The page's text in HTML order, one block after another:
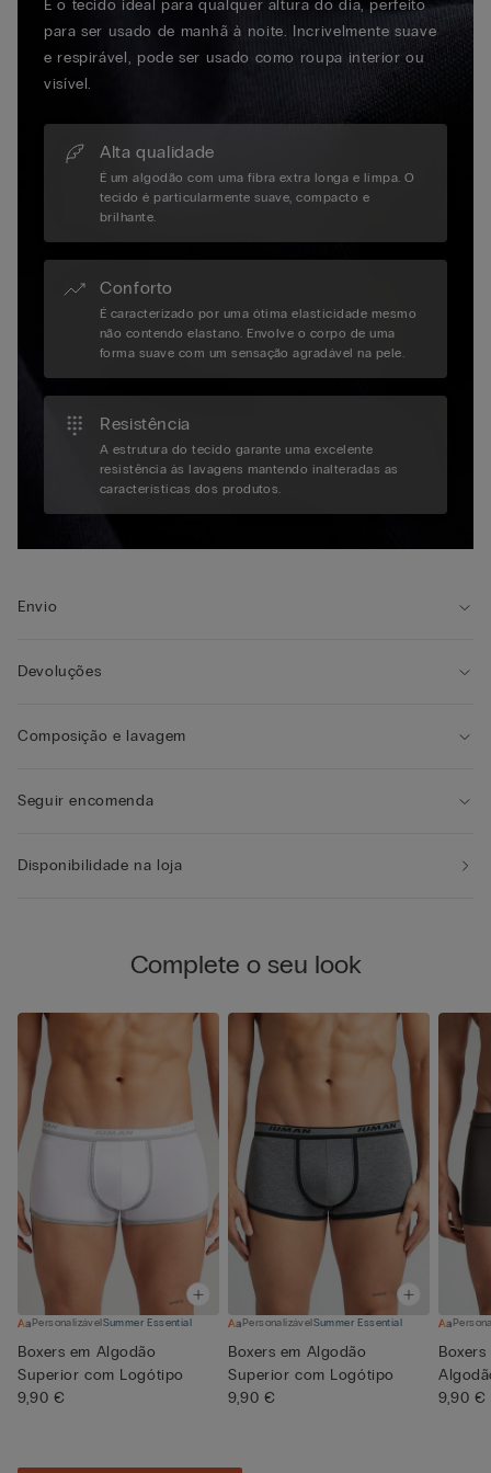
É o tecido ideal para qualquer altura do dia, perfeito
para ser usado de manhã à noite. Incrivelmente suave
e respirável, pode ser usado como roupa interior ou
visível.
Alta qualidade
É um algodão com uma fibra extra longa e limpa. O
tecido é particularmente suave, compacto e
brilhante.
Conforto
É caracterizado por uma ótima elasticidade mesmo
não contendo elastano. Envolve o corpo de uma
forma suave com um sensação agradável na pele.
Resistência
A estrutura do tecido garante uma excelente
resistência às lavagens mantendo inalteradas as
características dos produtos.
Envio
Devoluções
Composição e lavagem
Seguir encomenda
Disponibilidade na loja
Complete o seu look
PersonalizávelSummer Essential
Boxers em Algodão
Superior com Logótipo
9,90 €
PersonalizávelSummer Essential
Boxers em Algodão
Superior com Logótipo
9,90 €
9,90 €